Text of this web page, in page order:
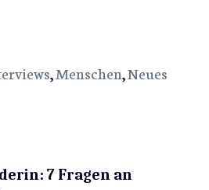
,Menschen,Neues
7 Fragen an